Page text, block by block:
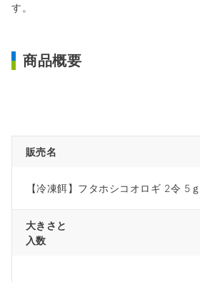
す。
商品概要
販売名
【冷凍餌】フタホシコオロギ 2令 5ｇ
大きさと
入数